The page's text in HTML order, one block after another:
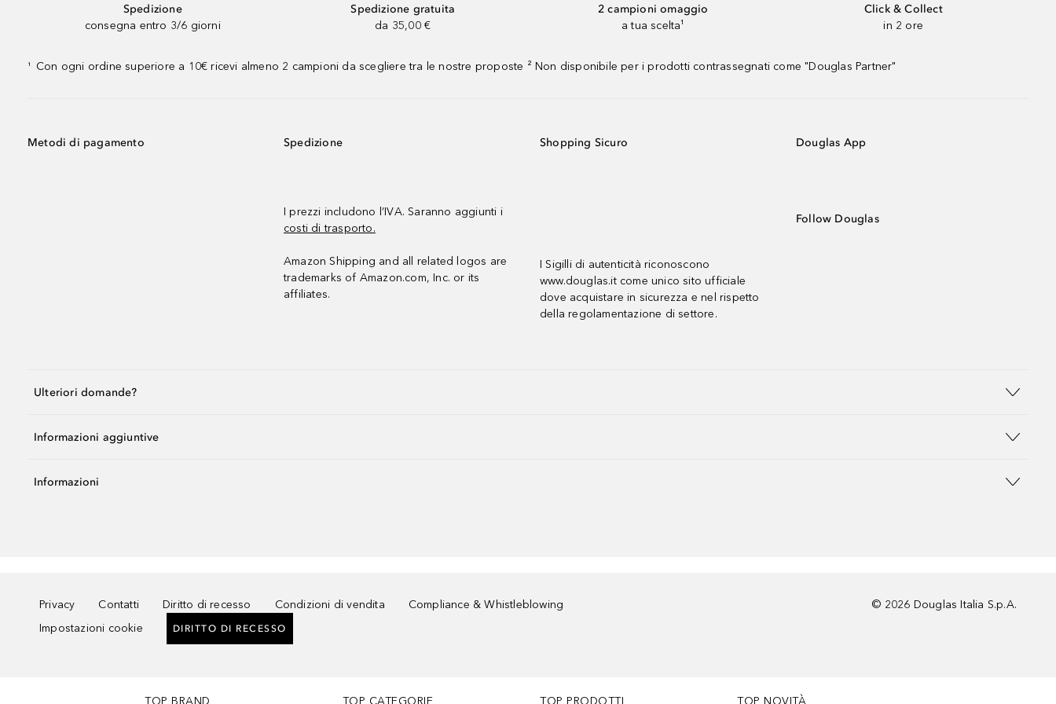
Spedizione
consegna entro 3/6 giorni
Spedizione gratuita
da 35,00 €
2 campioni omaggio
a tua scelta¹
Click & Collect
in 2 ore
¹ Con ogni ordine superiore a 10€ ricevi almeno 2 campioni da scegliere tra le nostre proposte ² Non disponibile per i prodotti contrassegnati come "Douglas Partner"
Metodi di pagamento Spedizione
I prezzi includono l’IVA. Saranno aggiunti i
costi di trasporto.
Amazon Shipping and all related logos are
trademarks of Amazon.com, Inc. or its
affiliates.
Shopping Sicuro
I Sigilli di autenticità riconoscono
www.douglas.it come unico sito ufficiale
dove acquistare in sicurezza e nel rispetto
della regolamentazione di settore.
Douglas App
Follow Douglas
Ulteriori domande?
Informazioni aggiuntive
Informazioni
Privacy Contatti Diritto di recesso Condizioni di vendita
Compliance & Whistleblowing
Impostazioni cookie
DIRITTO DI RECESSO
© 2026 Douglas Italia S.p.A.